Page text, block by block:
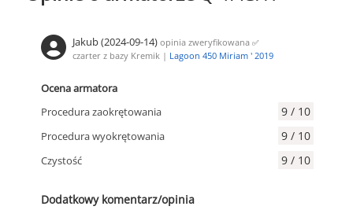
Jakub (2024-09-14) opinia zweryfikowana ✅
czarter z bazy Kremik | Lagoon 450 Miriam ' 2019
Ocena armatora
Procedura zaokrętowania
9 / 10
Procedura wyokrętowania 9 / 10
Czystość 9 / 10
Dodatkowy komentarz/opinia